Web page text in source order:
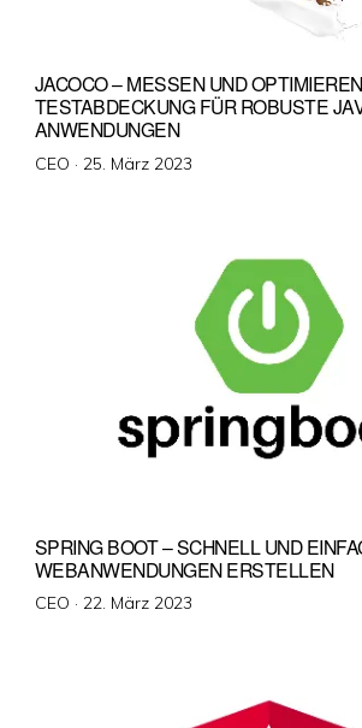
JACOCO – MESSEN UND
TESTABDECKUNG FÜR ROBUSTE
ANWENDUNGEN
CEO · Veröffentlicht
25. März 2023
SPRING BOOT – SCHNELL UND
WEBANWENDUNGEN ERSTELLEN
CEO · Veröffentlicht
22. März 2023